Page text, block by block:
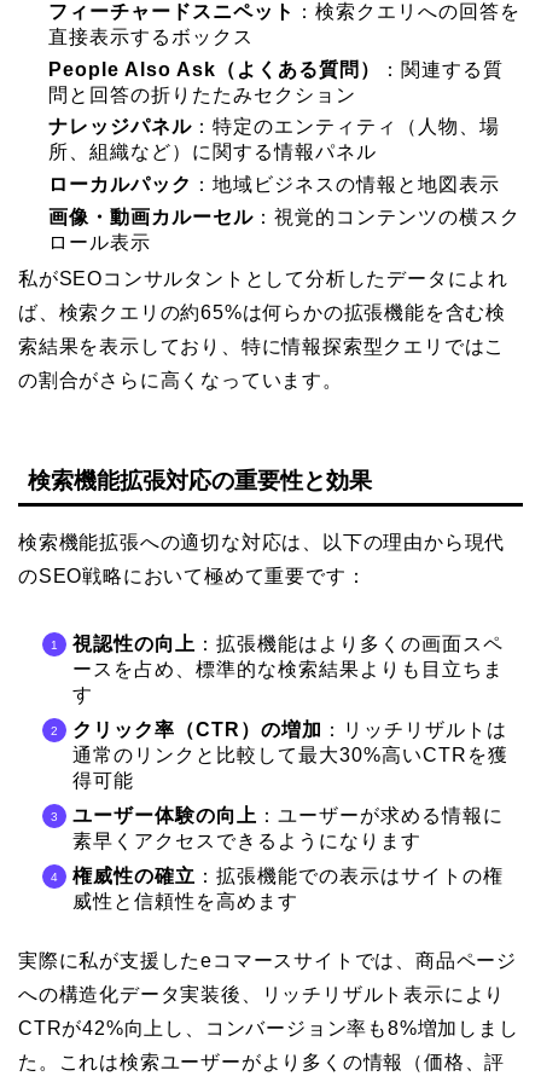
フィーチャードスニペット
：検索クエリへの回答を
直接表示するボックス
People Also Ask（よくある質問）
：関連する質
問と回答の折りたたみセクション
ナレッジパネル ：特定のエンティティ（人物、場
所、組織など）に関する情報パネル
ローカルパック ：地域ビジネスの情報と地図表示
画像・動画カルーセル ：視覚的コンテンツの横スク
ロール表示
私がSEOコンサルタントとして分析したデータによれ
ば、検索クエリの約65%は何らかの拡張機能を含む検
索結果を表示しており、特に情報探索型クエリではこ
の割合がさらに高くなっています。
検索機能拡張対応の重要性と効果
検索機能拡張への適切な対応は、以下の理由から現代
のSEO戦略において極めて重要です：
視認性の向上 ：拡張機能はより多くの画面スペ
ースを占め、標準的な検索結果よりも目立ちま
す
クリック率（CTR）の増加 ：リッチリザルトは
通常のリンクと比較して最大30%高いCTRを獲
得可能
ユーザー体験の向上 ：ユーザーが求める情報に
素早くアクセスできるようになります
権威性の確立 ：拡張機能での表示はサイトの権
威性と信頼性を高めます
実際に私が支援したeコマースサイトでは、商品ページ
への構造化データ実装後、リッチリザルト表示により
CTRが42%向上し、コンバージョン率も8%増加しまし
た。これは検索ユーザーがより多くの情報（価格、評